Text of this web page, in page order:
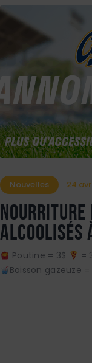
Nouvelles 24
Nourriture
alcoolisés
Poutine = 3$ =
Boisson gazeuze =